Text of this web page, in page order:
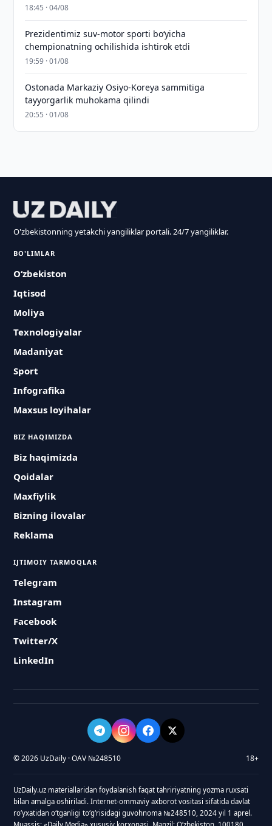
18:45 · 04/08
Prezidentimiz suv-motor sporti bo‘yicha
chempionatning ochilishida ishtirok etdi
19:59 · 01/08
Ostonada Markaziy Osiyo-Koreya sammitiga
tayyorgarlik muhokama qilindi
20:55 · 01/08
O'zbekistonning yetakchi yangiliklar portali. 24/7 yangiliklar.
BO'LIMLAR
O‘zbekiston
Iqtisod
Moliya
Texnologiyalar
Madaniyat
Sport
Infografika
Maxsus loyihalar
BIZ HAQIMIZDA
Biz haqimizda
Qoidalar
Maxfiylik
Bizning ilovalar
Reklama
IJTIMOIY TARMOQLAR
Telegram
Instagram
Facebook
Twitter/X
LinkedIn
© 2026 UzDaily · OAV №248510 18+
UzDaily.uz materiallaridan foydalanish faqat tahririyatning yozma ruxsati
bilan amalga oshiriladi. Internet-ommaviy axborot vositasi sifatida davlat
roʻyxatidan oʻtganligi toʻgʻrisidagi guvohnoma №248510, 2024 yil 1 aprel.